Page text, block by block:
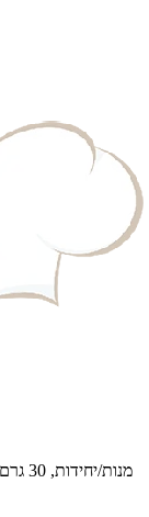
48 מנות/יחידות, 30 גרם למנה\יחידה